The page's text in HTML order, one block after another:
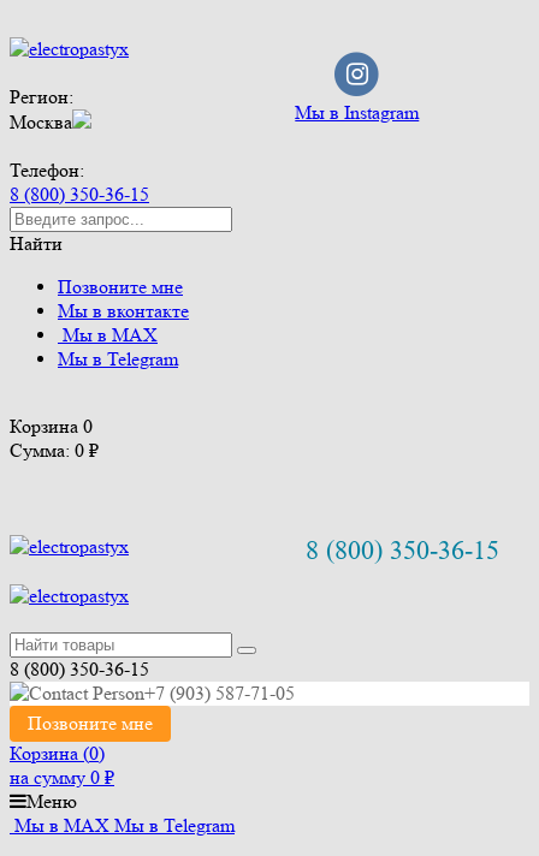
Регион:
Москва
Телефон:
8 (800) 350-36-15
Найти
Позвоните мне
Мы в вконтакте
Мы в MAX
Мы в Telegram
Корзина 0
Сумма: 0 ₽
8 (800) 350-36-15
8 (800) 350-36-15
+7 (903) 587-71-05
Позвоните мне
Мы в Instagram
Корзина (0)
на сумму 0 ₽
Меню
Мы в MAX Мы в Telegram